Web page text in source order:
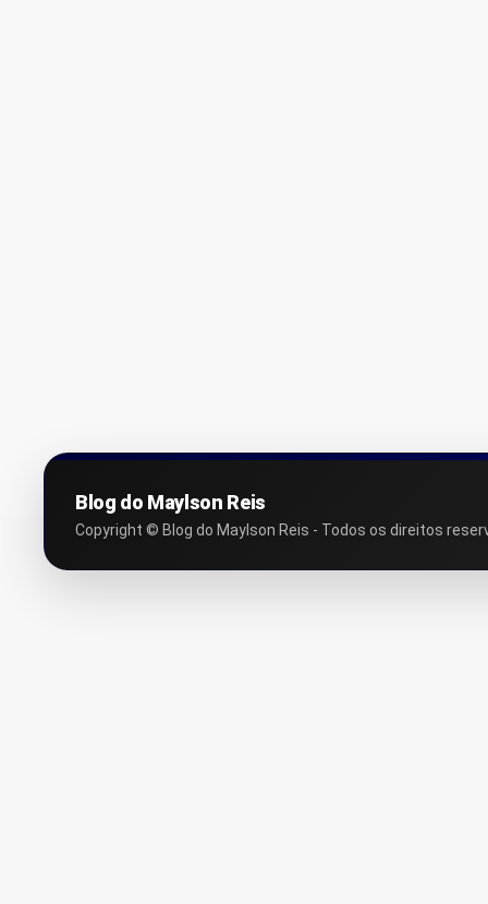
Blog do Maylson Reis
Copyright © Blog do Maylson Reis - Todos os direitos